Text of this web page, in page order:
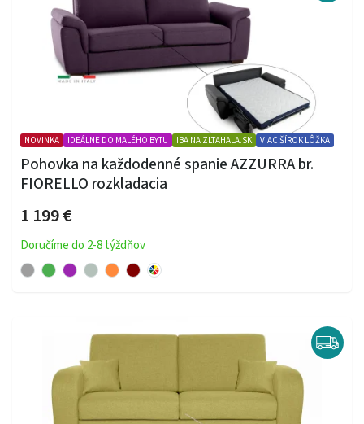
NOVINKA IDEÁLNE DO MALÉHO BYTU IBA NA ZLTAHALA.SK VIAC ŠÍROK LÔŽKA
Pohovka na každodenné spanie AZZURRA br.
FIORELLO rozkladacia
1 199 €
Doručíme do 2-8 týždňov